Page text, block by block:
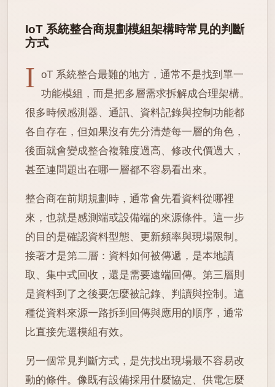
IoT 系統整合商規劃模組架構時常見的判斷
方式
I oT 系統整合最難的地方，通常不是找到單一
功能模組，而是把多層需求拆解成合理架構。
很多時候感測器、通訊、資料記錄與控制功能都
各自存在，但如果沒有先分清楚每一層的角色，
後面就會變成整合複雜度過高、修改代價過大，
甚至連問題出在哪一層都不容易看出來。
整合商在前期規劃時，通常會先看資料從哪裡
來，也就是感測端或設備端的來源條件。這一步
的目的是確認資料型態、更新頻率與現場限制。
接著才是第二層：資料如何被傳遞，是本地讀
取、集中式回收，還是需要遠端回傳。第三層則
是資料到了之後要怎麼被記錄、判讀與控制。這
種從資料來源一路拆到回傳與應用的順序，通常
比直接先選模組有效。
另一個常見判斷方式，是先找出現場最不容易改
動的條件。像既有設備採用什麼協定、供電怎麼